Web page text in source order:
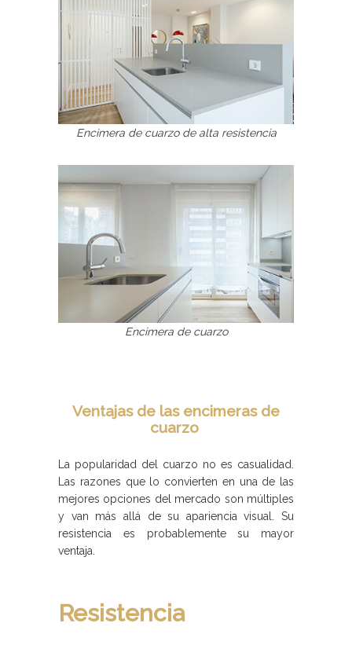
Encimera de cuarzo de alta resistencia
Encimera de cuarzo
Ventajas de las encimeras de
cuarzo
La popularidad del cuarzo no es casualidad.
Las razones que lo convierten en una de las
mejores opciones del mercado son múltiples
y van más allá de su apariencia visual. Su
resistencia es probablemente su mayor
ventaja.
Resistencia